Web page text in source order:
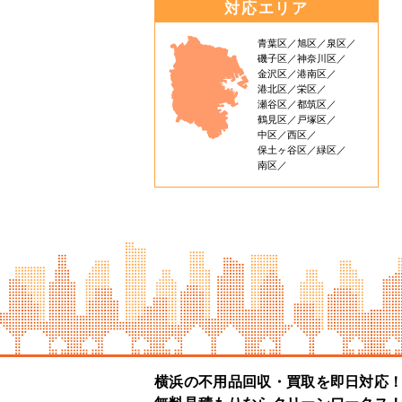
対応エリア
青葉区 旭区
泉区
磯子区
神奈川区
金沢区
港南区
港北区
栄区
瀬谷区
都筑区
鶴見区
戸塚区
中区
西区
保土ヶ谷区
緑区
南区
横浜の不用品回収・買取を即日対応